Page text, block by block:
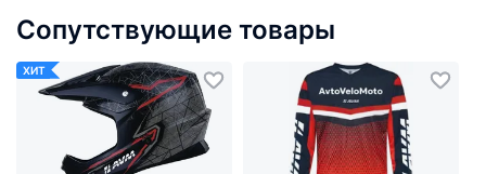
Сопутствующие товары
ХИТ